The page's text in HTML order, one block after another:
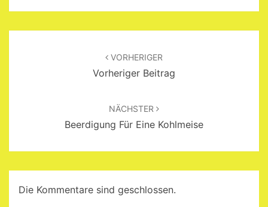
VORHERIGER
Vorheriger Beitrag
NÄCHSTER
Beerdigung Für Eine Kohlmeise
Die Kommentare sind geschlossen.